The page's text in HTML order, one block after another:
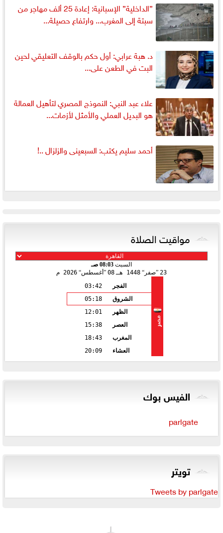
”الداخلية” الإسبانية: إعادة 25 ألف مهاجر من
سبتة إلى المغرب... وارتفاع حصيلة...
د. هبة عرابي: أول حكم بالوقف التعليقي لحين
البت في الطعن على...
علاء عبد النبي: النموذج المصري لتأهيل العمالة
هو البديل العملي والأمثل لأزمات...
أحمد سليم يكتب: السبعينى والزلزال ..!
مواقيت الصلاة
السبت 08:03 صـ
23 صفر 1448 هـ 08 أغسطس 2026 م
مصر
الفجر
03:42
الشروق
05:18
الظهر
12:01
العصر
15:38
المغرب
18:43
العشاء
20:09
الفيس بوك
parlgate
تويتر
Tweets by parlgate